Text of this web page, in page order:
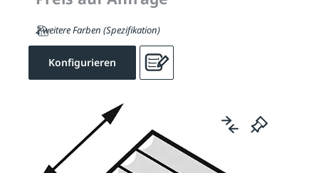
2 weitere Farben (Spezifikation)
Konfigurieren